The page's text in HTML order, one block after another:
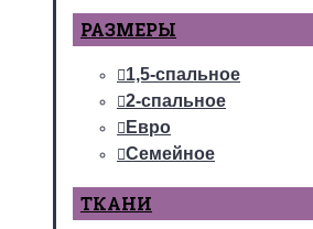
РАЗМЕРЫ
1,5-спальное
2-спальное
Евро
Семейное
ТКАНИ